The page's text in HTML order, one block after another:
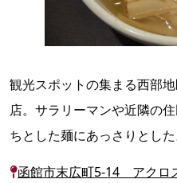
観光スポットの集まる西部
店。サラリーマンや近隣の
ちとした麺にあっさりとし
函館市末広町5-14 アクロ